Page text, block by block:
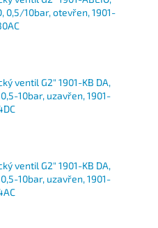
0,5/10bar, otevřen, 1901-
ventil G2" 1901-KB DA,
10bar, uzavřen, 1901-
ventil G2" 1901-KB DA,
10bar, uzavřen, 1901-